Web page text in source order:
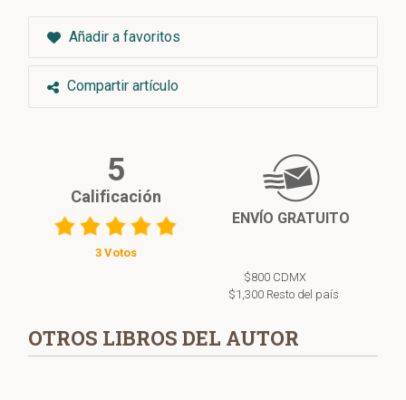
Añadir a favoritos
Compartir artículo
5
Calificación
3 Votos
ENVÍO GRATUITO
$800 CDMX
$1,300 Resto del país
OTROS LIBROS DEL AUTOR